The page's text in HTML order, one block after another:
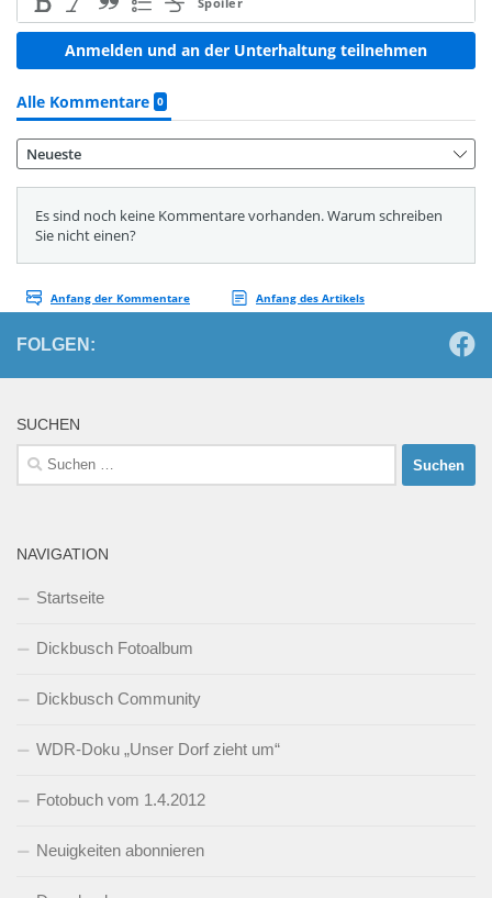
FOLGEN:
SUCHEN
Suchen
nach:
NAVIGATION
Startseite
Dickbusch Fotoalbum
Dickbusch Community
WDR-Doku „Unser Dorf zieht um“
Fotobuch vom 1.4.2012
Neuigkeiten abonnieren